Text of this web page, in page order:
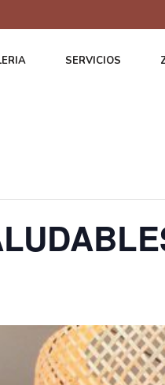
SERVICIOS